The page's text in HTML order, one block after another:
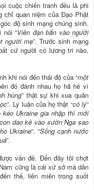
cuộc chiến tranh đều là phi
chỉ quan niệm của Đạo Phật
độ sinh mạng chúng sinh.
nói “Viên đạn bắn vào người
người mẹ”. Trước sinh mạng
cứ người có lương tri nào,
khi nói đến thái độ của “một
đó đánh nhau họ hả hê vì
hùng” thật sự khi xua quân
”. Lý luận của họ thật “có lý”
kéo Ukraine gia nhập thì mới
dao kề vào sườn Nga sao
Ukraine”. “Sống cạnh nước
”.
vấn đề. Đến đây tôi chợt
cũng là cái xứ sở mà dân
thế, liên miên trong suốt